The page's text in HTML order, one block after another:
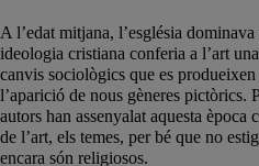
A l’edat mitjana, l’església
ideologia cristiana conferia a l’art
canvis sociològics que es
l’aparició de nous gèneres pictòrics.
autors han assenyalat aquesta
de l’art, els temes, per bé que no
encara són religiosos.